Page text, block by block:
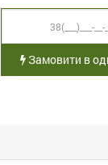
Замовити в